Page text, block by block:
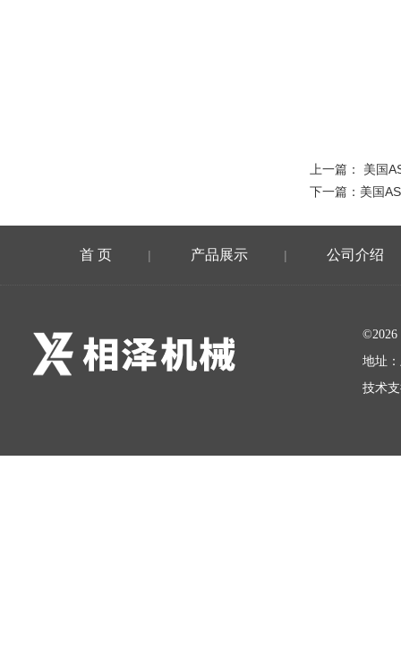
上一篇： 美国
下一篇： 美国
首 页 | 产品展示 | 公司介绍
地址
技术